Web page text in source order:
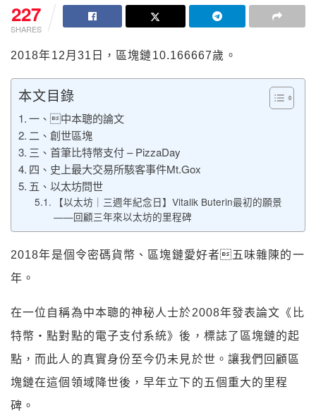
227
SHARES
2018年12月31日，區塊鏈10.166667歲。
本文目錄
一、中本聰的論文
二、創世區塊
三、首筆比特幣支付 – PizzaDay
四、史上最大交易所駭客事件Mt.Gox
五、以太坊問世
【以太坊｜三週年紀念日】Vitalik Buterin最初的願景
——回顧三年來以太坊的里程碑
2018年是個令密碼貨幣、區塊鏈愛好者五味雜陳的一
年。
在一位自稱為中本聰的神秘人士於2008年發表論文《比
特幣・點對點的電子支付系統》後，標誌了區塊鏈的起
點，而此人的真實身份至今仍未見於世。讓我們回顧區
塊鏈在這個領域降世後，早年立下的五個重大的里程
碑。